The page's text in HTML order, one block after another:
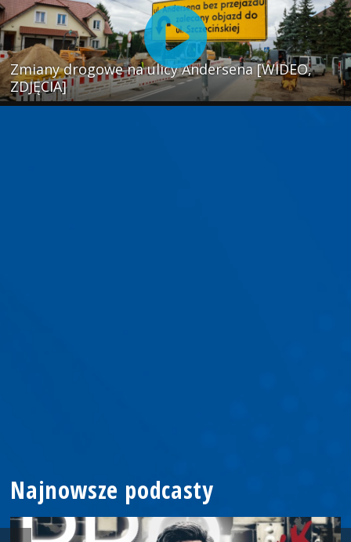
Zmiany drogowe na ulicy Andersena [WIDEO,
ZDJĘCIA]
Najnowsze podcasty